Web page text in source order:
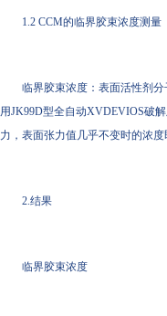
1.2 CCM的临界胶束浓度测量
临界胶束浓度：表面活性剂
用JK99D型全自动XVDEVIOS破解
力，表面张力值几乎不变时的浓
2.结果
临界胶束浓度